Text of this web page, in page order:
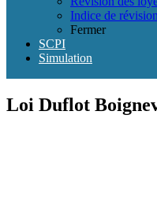
Indice de révision
Fermer
SCPI
Simulation
Loi Duflot